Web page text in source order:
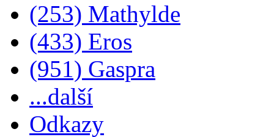
(253) Mathylde
(433) Eros
(951) Gaspra
...další
Odkazy